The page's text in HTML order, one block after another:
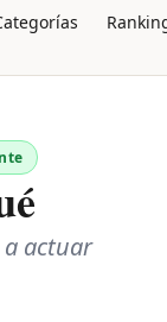
actuar